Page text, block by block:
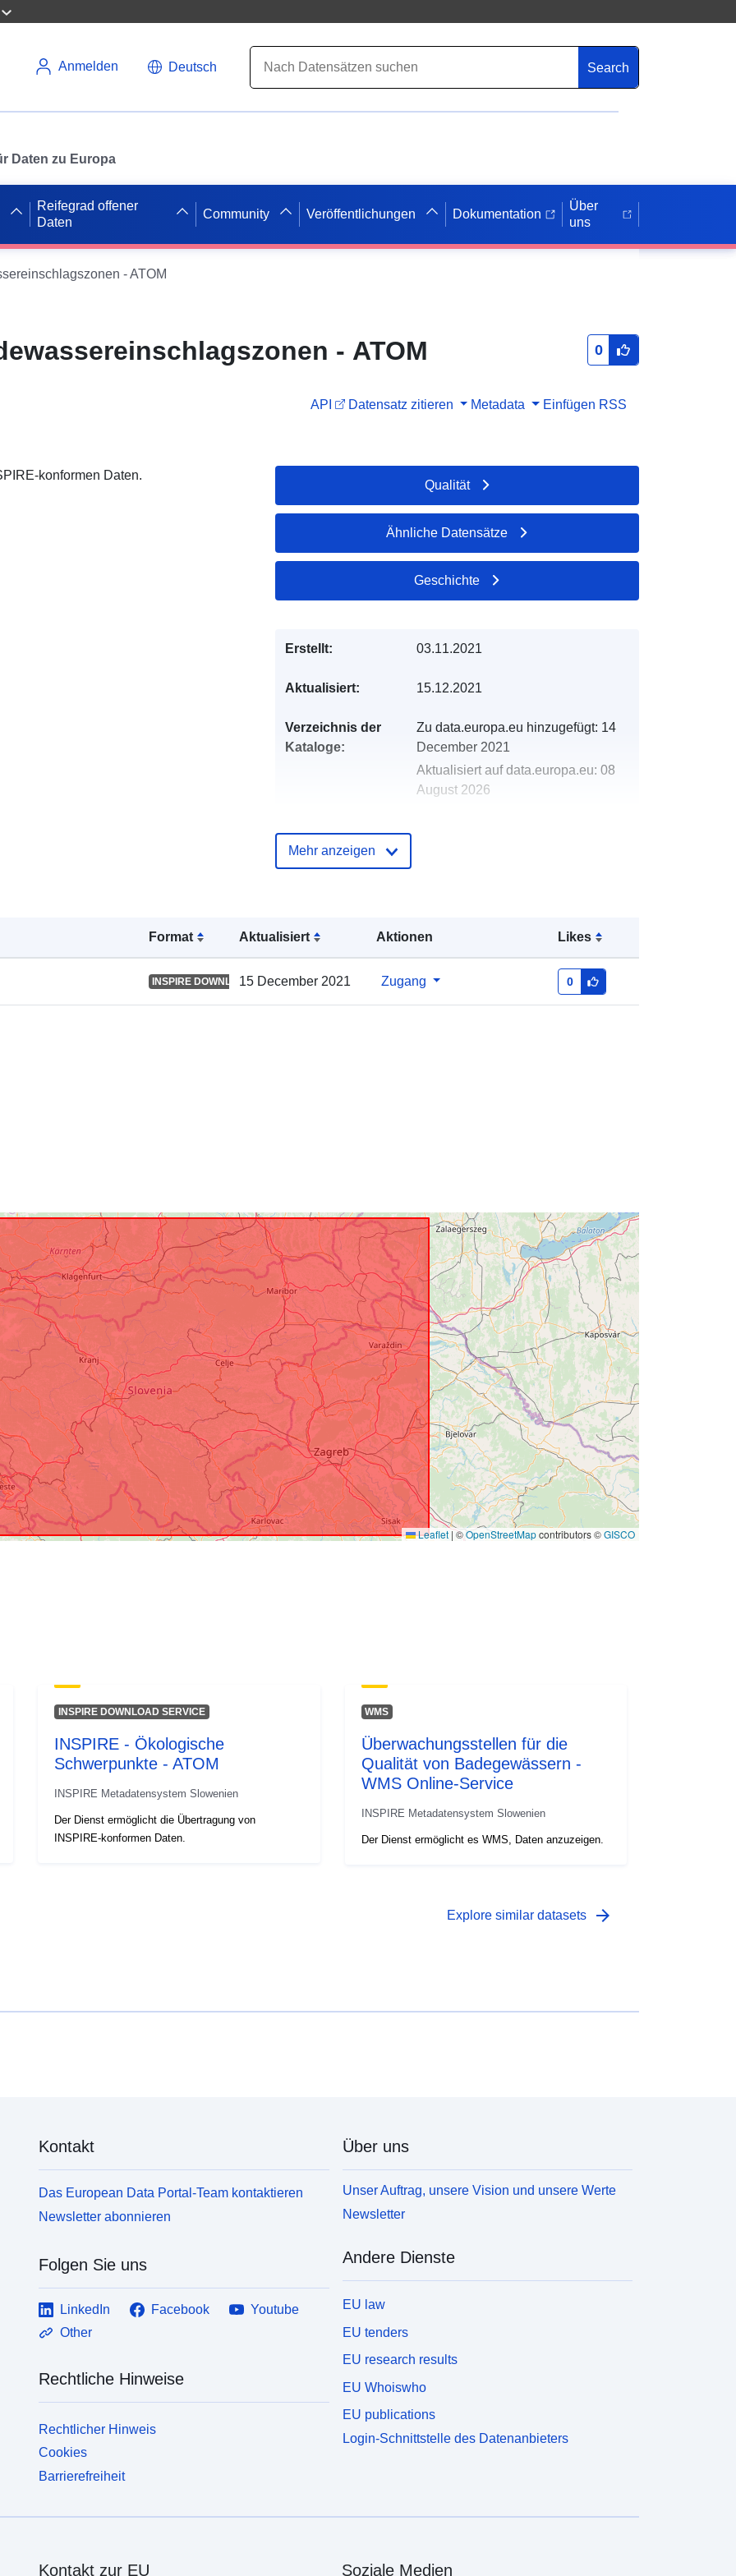
Anmelden Deutsch Search
Daten zu Europa
Reifegrad offener
Daten
Community Veröffentlichungen Dokumentation
Über
uns
- ATOM
- ATOM 0
API Datensatz zitieren Metadata Einfügen RSS
konformen Daten.
Format Aktualisiert Aktionen Likes
INSPIRE DOWNLOAD SERVICE
15 December 2021 Zugang 0
Leaflet|©OpenStreetMapcontributors ©GISCO
Qualität
Ähnliche Datensätze
Geschichte
Erstellt: 03.11.2021
Aktualisiert: 15.12.2021
Verzeichnis der
Kataloge:
Zu data.europa.eu hinzugefügt: 14
December 2021
Aktualisiert auf data.europa.eu: 08
August 2026
Gebiet:
uriRef:
http://data.europa.eu/88u/dataset/f5f
83b8e-a5d2-4c87-860d-
61ab8dd9ae5c
Mehr anzeigen
INSPIRE DOWNLOAD SERVICE
INSPIRE - Ökologische
Schwerpunkte - ATOM
INSPIRE Metadatensystem Slowenien
Der Dienst ermöglicht die Übertragung von
INSPIRE-konformen Daten.
WMS
Überwachungsstellen für die
Qualität von Badegewässern -
WMS Online-Service
INSPIRE Metadatensystem Slowenien
Der Dienst ermöglicht es WMS, Daten anzuzeigen.
Explore similar datasets arrow_forward
Kontakt
Das European Data Portal-Team kontaktieren
Newsletter abonnieren
Folgen Sie uns
LinkedIn Facebook
Youtube
Other
Rechtliche Hinweise
Rechtlicher Hinweis
Cookies
Barrierefreiheit
Über uns
Unser Auftrag, unsere Vision und unsere Werte
Newsletter
Andere Dienste
EU law
EU tenders
EU research results
EU Whoiswho
EU publications
Login-Schnittstelle des Datenanbieters
Kontakt zur EU Soziale Medien